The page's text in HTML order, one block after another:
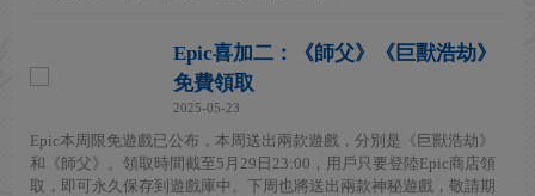
Epic喜加二：《師父》《巨獸浩劫》
免費領取
2025-05-23
Epic本周限免遊戲已公布，本周送出兩款遊戲，分別是《巨獸浩劫》
和《師父》。領取時間截至5月29日23:00，用戶只要登陸Epic商店領
取，即可永久保存到遊戲庫中。下周也將送出兩款神秘遊戲，敬請期